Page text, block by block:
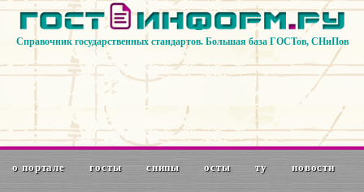
Справочник государственных стандартов. Большая база ГОСТов, СНиПов
о портале госты снипы осты ту новости